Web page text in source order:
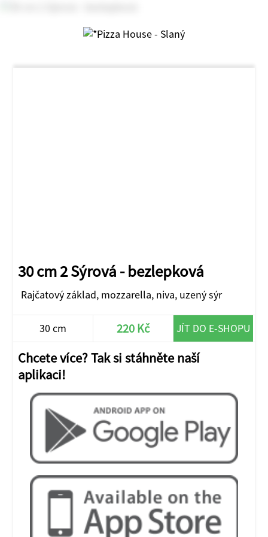
30 cm 2 Sýrová - bezlepková
Rajčatový základ, mozzarella, niva, uzený sýr
30 cm 220 Kč JÍT DO E-SHOPU
Chcete více? Tak si stáhněte naší
aplikaci!